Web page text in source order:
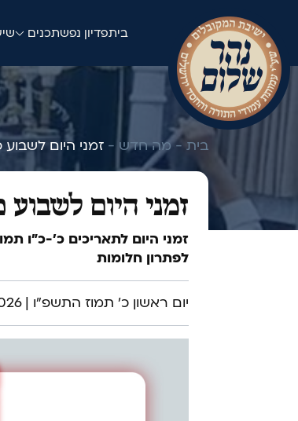
תכניםפדיון נפשבית
בית -מה חדש - זמני היום
זמני היום
זמני היום לתאריכים כ׳-כ״ו
לפתרון חלומות
יום ראשון כ׳ תמוז התשפ"ו | 05.07.2026 | 8:00